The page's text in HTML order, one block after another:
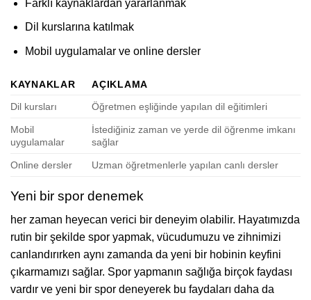
Farklı kaynaklardan yararlanmak
Dil kurslarına katılmak
Mobil uygulamalar ve online dersler
KAYNAKLAR
AÇIKLAMA
Dil kursları
Öğretmen eşliğinde yapılan dil eğitimleri
Mobil
uygulamalar
İstediğiniz zaman ve yerde dil öğrenme imkanı
sağlar
Online dersler Uzman öğretmenlerle yapılan canlı dersler
Yeni bir spor denemek
her zaman heyecan verici bir deneyim olabilir. Hayatımızda
rutin bir şekilde spor yapmak, vücudumuzu ve zihnimizi
canlandırırken aynı zamanda da yeni bir hobinin keyfini
çıkarmamızı sağlar. Spor yapmanın sağlığa birçok faydası
vardır ve yeni bir spor deneyerek bu faydaları daha da